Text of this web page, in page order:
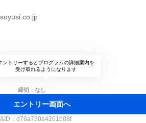
ントリーするとプログラムの詳細案内を
受け取れるようになります
締切：なし
エントリー画面へ
ID： d76a730a4261b08f